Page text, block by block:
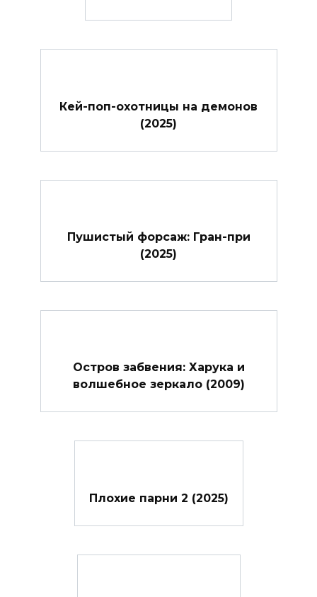
Кей-поп-охотницы на демонов
(2025)
Пушистый форсаж: Гран-при
(2025)
Остров забвения: Харука и
волшебное зеркало (2009)
Плохие парни 2 (2025)